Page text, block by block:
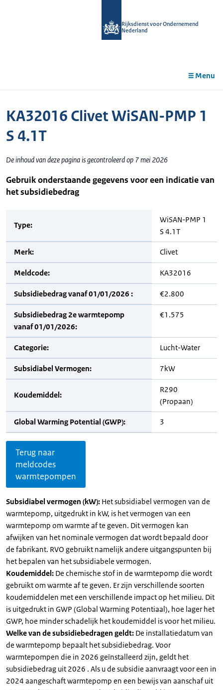
Rijksdienst voor Ondernemend
Nederland
Menu
KA32016 Clivet WiSAN-PMP 1
S 4.1T
De inhoud van deze pagina is gecontroleerd op 7 mei 2026
Gebruik onderstaande gegevens voor een indicatie van
het subsidiebedrag
Type:
WiSAN-PMP 1
S 4.1T
Merk: Clivet
Meldcode: KA32016
Subsidiebedrag vanaf 01/01/2026 : €2.800
Subsidiebedrag 2e warmtepomp
vanaf 01/01/2026:
€1.575
Categorie: Lucht-Water
Subsidiabel Vermogen: 7kW
Koudemiddel:
R290
(Propaan)
Global Warming Potential (GWP): 3
Terug naar
meldcodes
warmtepompen
Subsidiabel vermogen (kW): Het subsidiabel vermogen van de
warmtepomp, uitgedrukt in kW, is het vermogen van een
warmtepomp om warmte af te geven. Dit vermogen kan
afwijken van het nominale vermogen dat wordt bepaald door
de fabrikant. RVO gebruikt namelijk andere uitgangspunten bij
het bepalen van het subsidiabele vermogen.
Koudemiddel: De chemische stof in de warmtepomp die wordt
gebruikt om warmte af te geven. Er zijn verschillende soorten
koudemiddelen met een verschillende impact op het milieu. Dit
is uitgedrukt in GWP (Global Warming Potentiaal), hoe lager het
GWP, hoe minder schadelijk het koudemiddel is voor het milieu.
Welke van de subsidiebedragen geldt: De installatiedatum van
de warmtepomp bepaalt het subsidiebedrag. Voor
warmtepompen die in 2026 geïnstalleerd zijn, geldt het
subsidiebedrag uit 2026 . Als u de subsidie aanvraagt voor een in
2024 aangeschaft warmtepomp en een bewijs van aanschaf uit